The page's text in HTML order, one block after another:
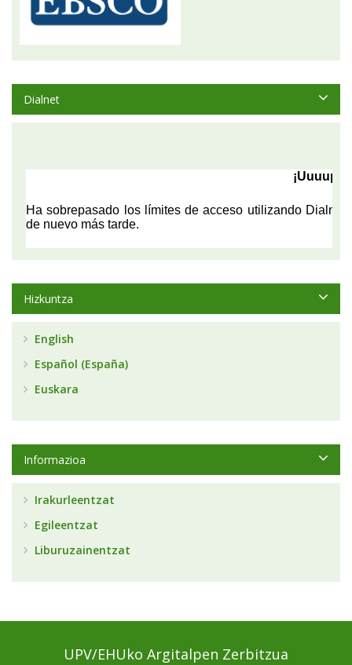
Dialnet
Hizkuntza
English
Español (España)
Euskara
Informazioa
Irakurleentzat
Egileentzat
Liburuzainentzat
UPV/EHUko Argitalpen Zerbitzua